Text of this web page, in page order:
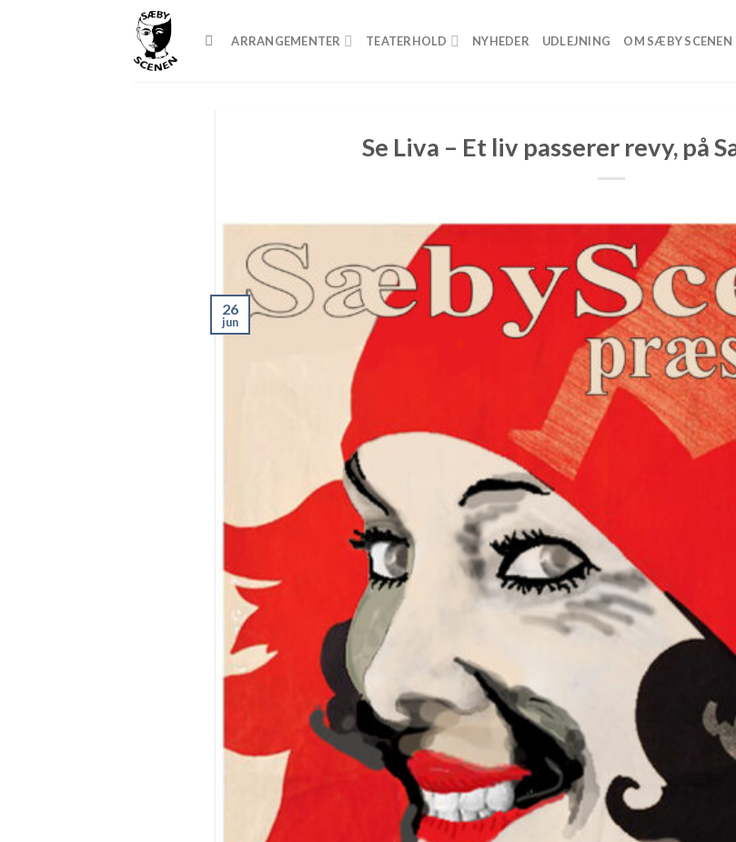
ARRANGEMENTER TEATERHOLD NYHEDER UDLEJNING OM SÆBY SCENEN
Se Liva – Et liv passerer revy, på
26
jun